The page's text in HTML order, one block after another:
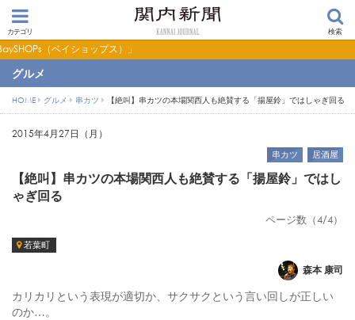
カテゴリ 検索
）」
グルメ
HOME グルメ 串カツ 【絶叫】串カツの本場関西人も絶賛する「揚屋鈴」ではしゃぎ回る
2015年4月27日（月）
【絶叫】串カツの本場関西人も絶賛する「揚屋鈴」ではし
ゃぎ回る
ページ数（4/4）
串カツ 居酒屋
若葉町
森本 康司
カリカリという表現が適切か、サクサクという言い回しが正しい
のか…。